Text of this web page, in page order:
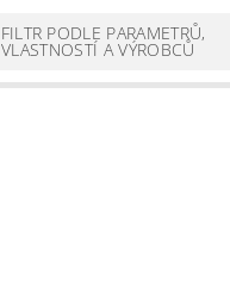
FILTR PODLE PARAMETRŮ,
VLASTNOSTÍ A VÝROBCŮ